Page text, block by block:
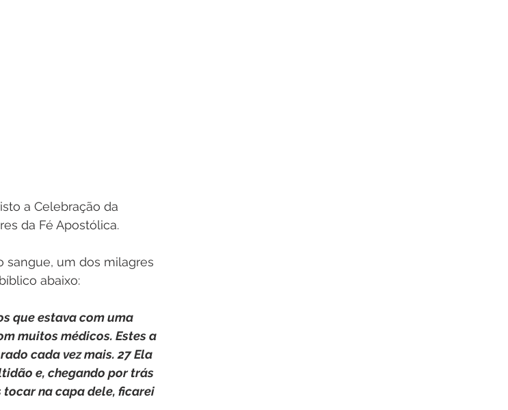
a Celebração da
da Fé Apostólica.
sangue, um dos milagres
abaixo:
que estava com uma
muitos médicos. Estes a
cada vez mais. 27 Ela
e, chegando por trás
tocar na capa dele, ficarei